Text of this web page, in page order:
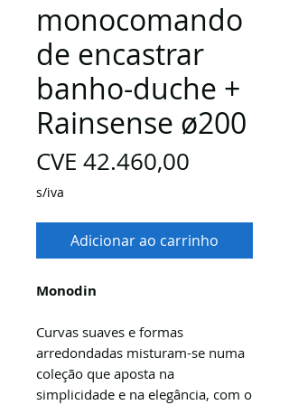
monocomando
de encastrar
banho-duche +
Rainsense ø200
CVE 42.460,00
s/iva
Adicionar ao carrinho
Monodin
Curvas suaves e formas
arredondadas misturam-se numa
coleção que aposta na
simplicidade e na elegância, com o